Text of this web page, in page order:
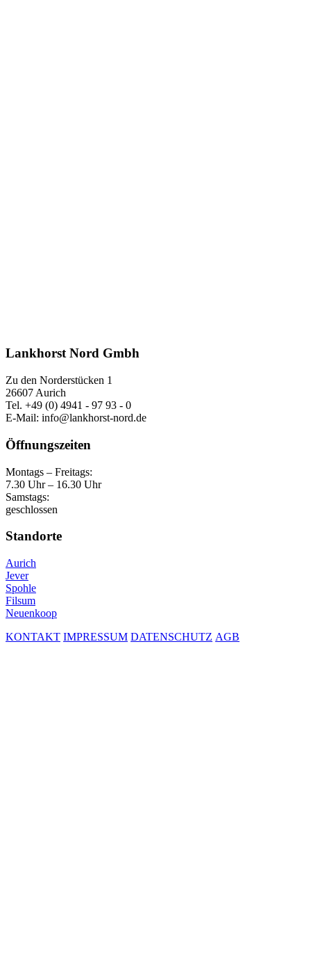
Lankhorst Nord Gmbh
Zu den Norderstücken 1
26607 Aurich
Tel. +49 (0) 4941 - 97 93 - 0
E-Mail: info@lankhorst-nord.de
Öffnungszeiten
Montags – Freitags:
7.30 Uhr – 16.30 Uhr
Samstags:
geschlossen
Standorte
Aurich
Jever
Spohle
Filsum
Neuenkoop
KONTAKT IMPRESSUM DATENSCHUTZ AGB